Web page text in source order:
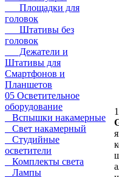
Площадки для
головок
Штативы без
головок
Дежатели и
Штативы для
Смартфонов и
Планшетов
05 Осветительное
оборудование
Вспышки накамерные
Свет накамерный
Студийные
осветители
Комплекты света
Лампы